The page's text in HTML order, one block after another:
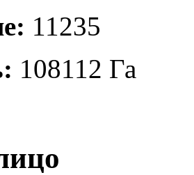
11235
108112 Га